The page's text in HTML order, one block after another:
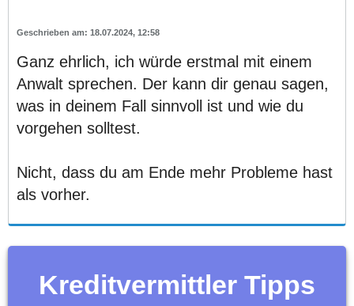
18.07.2024, 12:58
Ganz ehrlich, ich würde erstmal mit einem
Anwalt sprechen. Der kann dir genau sagen,
was in deinem Fall sinnvoll ist und wie du
vorgehen solltest.
Nicht, dass du am Ende mehr Probleme hast
als vorher.
Kreditvermittler Tipps